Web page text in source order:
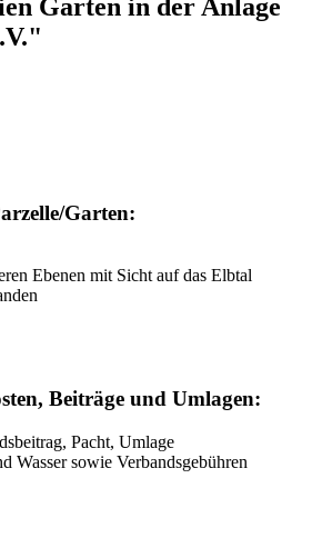
Garten in der Anlage
Garten:
Ebenen mit Sicht auf das Elbtal
Beiträge und Umlagen:
Pacht, Umlage
Wasser sowie Verbandsgebühren